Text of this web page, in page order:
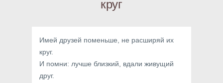
круг
Имей друзей поменьше, не расширяй их
круг.
И помни: лучше близкий, вдали живущий
друг.